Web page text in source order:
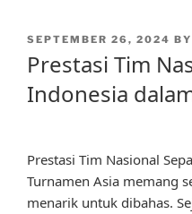
POSTED
SEPTEMBER 26, 2024 BY
Prestasi Tim
Indonesia
Prestasi Tim Nasional
Turnamen Asia memang
menarik untuk dibahas.